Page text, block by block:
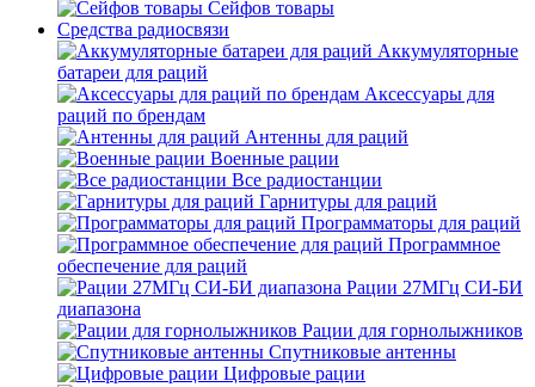
Сейфов товары
Средства радиосвязи
Аккумуляторные
батареи для раций
Аксессуары для
раций по брендам
Антенны для раций
Военные рации
Все радиостанции
Гарнитуры для раций
Программаторы для раций
Программное
обеспечение для раций
Рации 27МГц СИ-БИ
диапазона
Рации для горнолыжников
Спутниковые антенны
Цифровые рации